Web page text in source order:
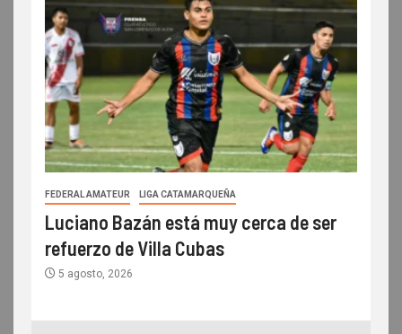
FEDERAL AMATEUR LIGA CATAMARQUEÑA
Luciano Bazán está muy cerca de ser
refuerzo de Villa Cubas
5 agosto, 2026